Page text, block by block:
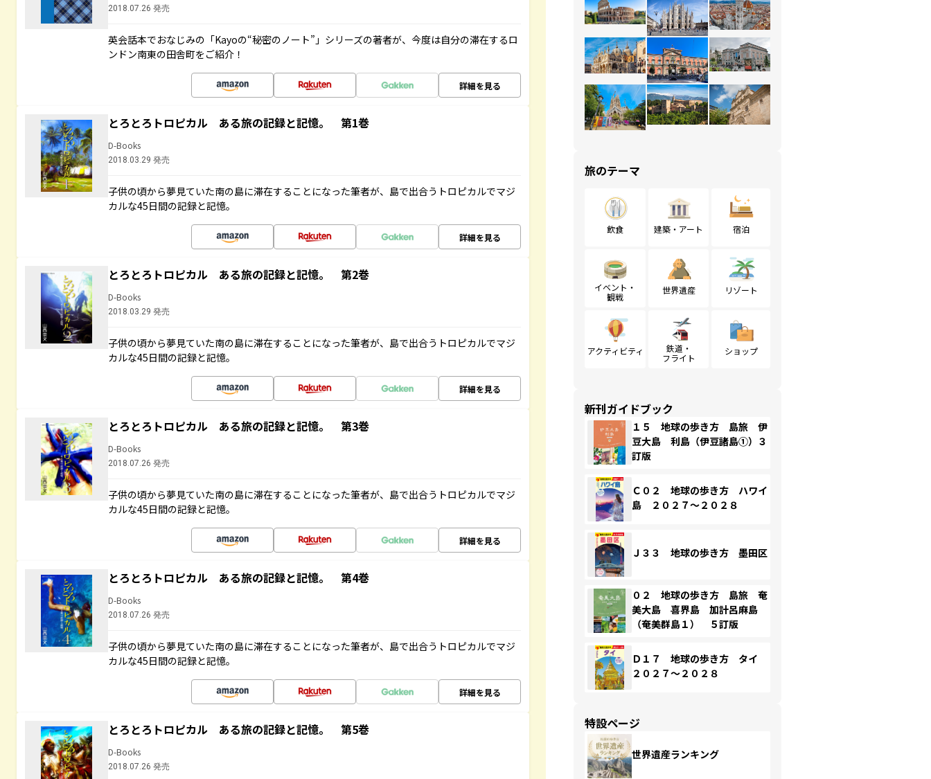
2018.07.26 発売
英会話本でおなじみの「Kayoの“秘密のノート”」シリーズの著者が、今度は自分の滞在するロ
ンドン南東の田舎町をご紹介！
詳細を見る
とろとろトロピカル ある旅の記録と記憶。 第1巻
D-Books
2018.03.29 発売
子供の頃から夢見ていた南の島に滞在することになった筆者が、島で出合うトロピカルでマジ
カルな45日間の記録と記憶。
詳細を見る
とろとろトロピカル ある旅の記録と記憶。 第2巻
D-Books
2018.03.29 発売
子供の頃から夢見ていた南の島に滞在することになった筆者が、島で出合うトロピカルでマジ
カルな45日間の記録と記憶。
詳細を見る
とろとろトロピカル ある旅の記録と記憶。 第3巻
D-Books
2018.07.26 発売
子供の頃から夢見ていた南の島に滞在することになった筆者が、島で出合うトロピカルでマジ
カルな45日間の記録と記憶。
詳細を見る
とろとろトロピカル ある旅の記録と記憶。 第4巻
D-Books
2018.07.26 発売
子供の頃から夢見ていた南の島に滞在することになった筆者が、島で出合うトロピカルでマジ
カルな45日間の記録と記憶。
詳細を見る
とろとろトロピカル ある旅の記録と記憶。 第5巻
D-Books
2018.07.26 発売
旅のテーマ
飲食 建築・アート 宿泊
イベント・
観戦
世界遺産 リゾート
アクティビティ
鉄道・
フライト
ショップ
新刊ガイドブック
１５ 地球の歩き方 島旅 伊
豆大島 利島（伊豆諸島①）３
訂版
Ｃ０２ 地球の歩き方 ハワイ
島 ２０２７～２０２８
Ｊ３３ 地球の歩き方 墨田区
０２ 地球の歩き方 島旅 奄
美大島 喜界島 加計呂麻島
（奄美群島１） ５訂版
Ｄ１７ 地球の歩き方 タイ
２０２７～２０２８
特設ページ
世界遺産ランキング